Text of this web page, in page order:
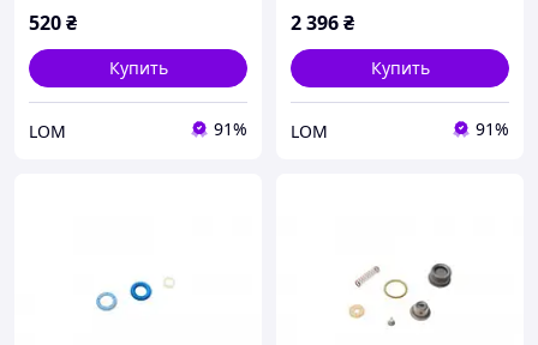
520₴
Купить
LOM 91%
2 396₴
Купить
LOM 91%